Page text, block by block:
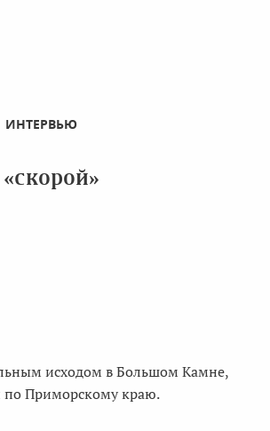
ИНТЕРВЬЮ
исходом в Большом Камне,
по Приморскому краю.